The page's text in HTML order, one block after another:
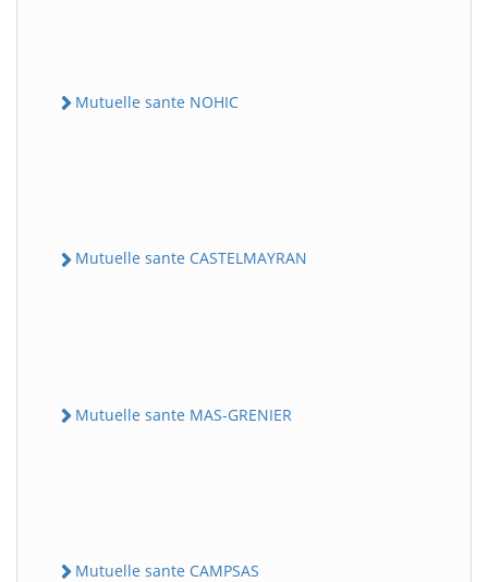
Mutuelle sante NOHIC
Mutuelle sante CASTELMAYRAN
Mutuelle sante MAS-GRENIER
Mutuelle sante CAMPSAS